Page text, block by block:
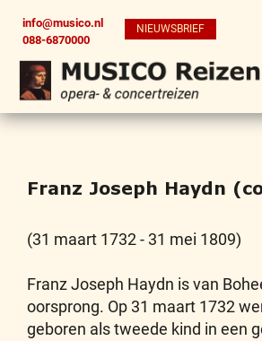
info@musico.nl
088-6870000
NIEUWSBRIEF
Franz Joseph Haydn
(31 maart 1732 - 31 mei 1809)
Franz Joseph Haydn is van
oorsprong. Op 31 maart 1732
geboren als tweede kind in een